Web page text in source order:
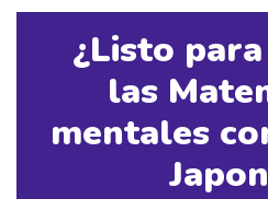
¿Listo
las
mentales